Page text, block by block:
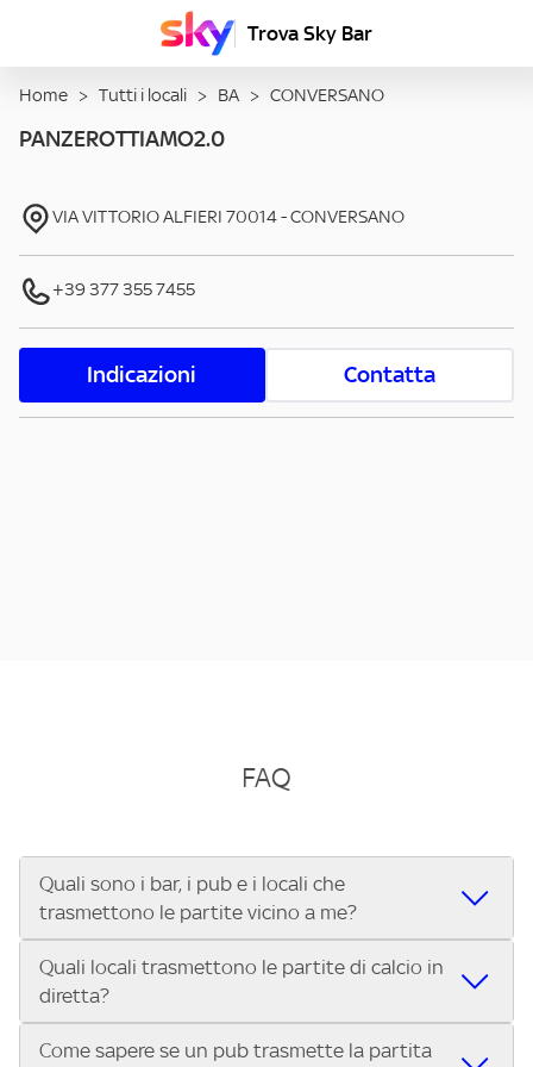
Trova Sky Bar
Home > Tutti i locali > BA > CONVERSANO
PANZEROTTIAMO2.0
VIA VITTORIO ALFIERI 70014-CONVERSANO
+39 377 355 7455
Indicazioni Contatta
FAQ
Quali sono i bar, i pub e i locali che
trasmettono le partite vicino a me?
Se cerchi un bar, pub, ristorante o locale vicino a te per
vedere le partite di Serie A ENILIVE, la Serie C Sky Wifi, la
UEFA Champions League, la UEFA Europa League, la UEFA
Conference League, il Tennis, la Formula 1®, la MotoGP™ e
Quali locali trasmettono le partite di calcio in
diretta?
Vuoi sapere quali bar, pub o ristoranti mostrano le partite
Come sapere se un pub trasmette la partita